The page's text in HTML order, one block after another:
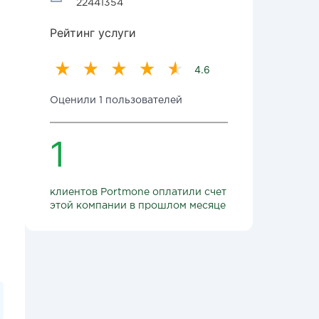
22441354
Рейтинг услуги
4.6
Оценили 1 пользователей
1
клиентов Portmone оплатили счет
этой компании в прошлом месяце